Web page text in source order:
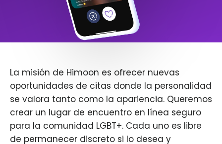
La misión de Himoon es ofrecer nuevas
oportunidades de citas donde la personalidad
se valora tanto como la apariencia. Queremos
crear un lugar de encuentro en línea seguro
para la comunidad LGBT+. Cada uno es libre
de permanecer discreto si lo desea y